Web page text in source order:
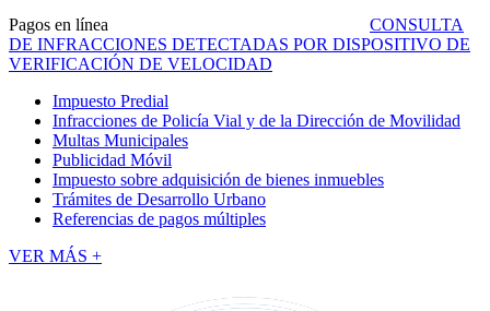
Pagos en línea
CONSULTA
DE INFRACCIONES DETECTADAS POR DISPOSITIVO DE
VERIFICACIÓN DE VELOCIDAD
Impuesto Predial
Infracciones de Policía Vial y de la Dirección de Movilidad
Multas Municipales
Publicidad Móvil
Impuesto sobre adquisición de bienes inmuebles
Trámites de Desarrollo Urbano
Referencias de pagos múltiples
VER MÁS +